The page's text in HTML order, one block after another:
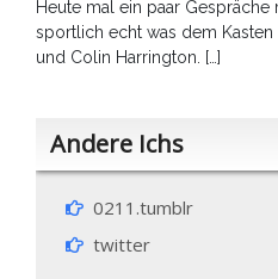
Heute mal ein paar
sportlich echt was dem
und Colin Harrington. […]
Andere Ichs
0211.tumblr
twitter